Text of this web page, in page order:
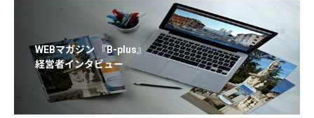
WEBマガジン 『B-plus』
経営者インタビュー